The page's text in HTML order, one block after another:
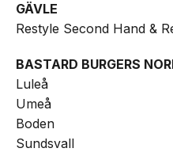
GÄVLE
Restyle Second Hand &
BASTARD BURGERS
Luleå
Umeå
Boden
Sundsvall